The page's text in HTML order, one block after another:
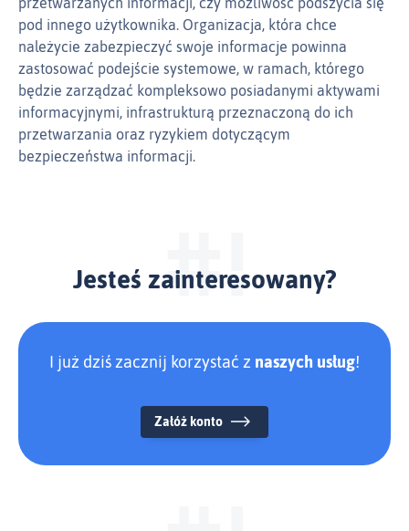
pod innego użytkownika. Organizacja, która chce
należycie zabezpieczyć swoje informacje powinna
zastosować podejście systemowe, w ramach, którego
będzie zarządzać kompleksowo posiadanymi aktywami
informacyjnymi, infrastrukturą przeznaczoną do ich
przetwarzania oraz ryzykiem dotyczącym
bezpieczeństwa informacji.
Jesteś zainteresowany?
I już dziś zacznij korzystać z naszych usług!
Załóż konto